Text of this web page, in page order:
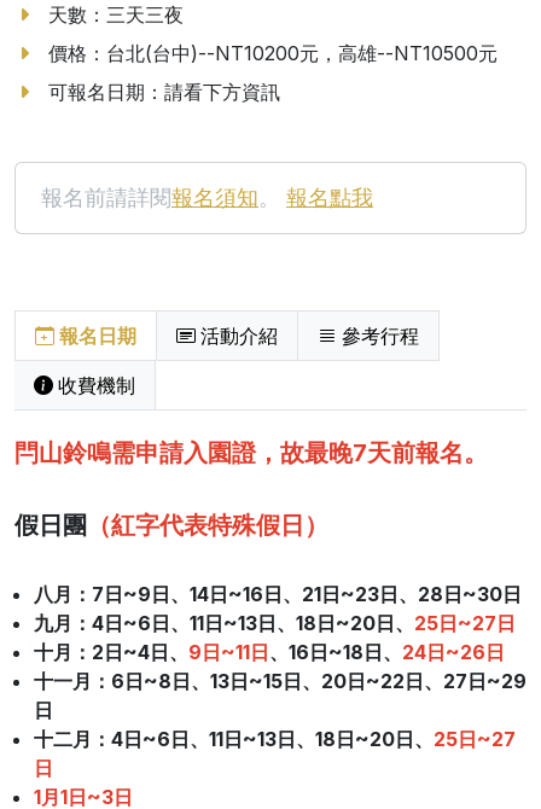
天數：三天三夜
價格：台北(台中)--NT10200元，高雄--NT10500元
可報名日期：請看下方資訊
報名前請詳閱報名須知。 報名點我
報名日期 活動介紹 參考行程
收費機制
閂山鈴鳴需申請入園證，故最晚7天前報名。
假日團 （紅字代表特殊假日）
八月：7日~9日、14日~16日、21日~23日、28日~30日
九月：4日~6日、11日~13日、18日~20日、 25日~27日
十月 ：2日~4日、 9日~11日、16日~18日、 24日~26日
十一月 ：6日~8日、13日~15日、20日~22日、27日~29
日
十二月 ：4日~6日、11日~13日、18日~20日、 25日~27
日
1月1日~3日